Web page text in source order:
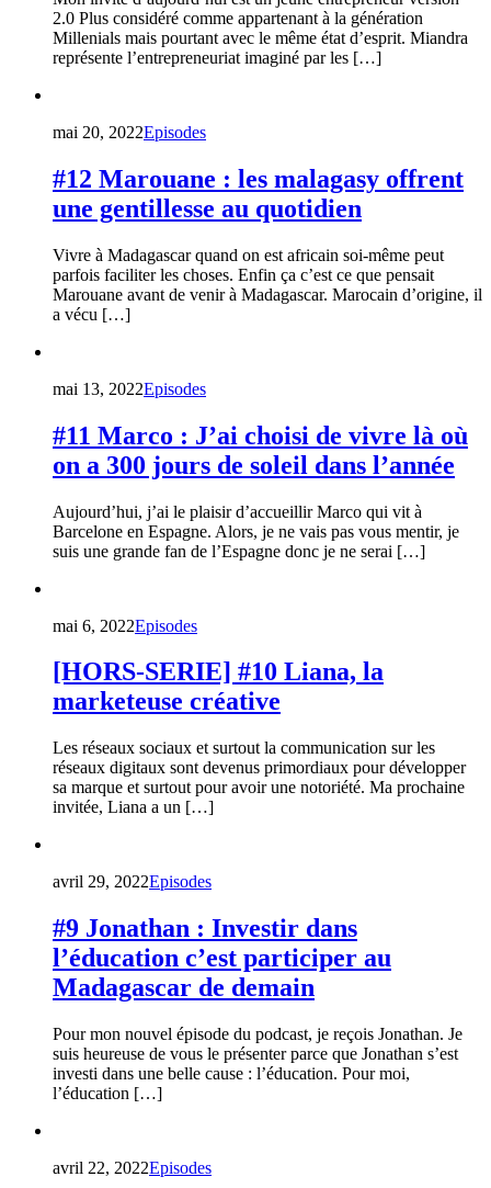
2.0 Plus considéré comme appartenant à la génération
Millenials mais pourtant avec le même état d’esprit. Miandra
représente l’entrepreneuriat imaginé par les […]
mai 20, 2022Episodes
#12 Marouane : les malagasy offrent
une gentillesse au quotidien
Vivre à Madagascar quand on est africain soi-même peut
parfois faciliter les choses. Enfin ça c’est ce que pensait
Marouane avant de venir à Madagascar. Marocain d’origine, il
a vécu […]
mai 13, 2022Episodes
#11 Marco : J’ai choisi de vivre là où
on a 300 jours de soleil dans l’année
Aujourd’hui, j’ai le plaisir d’accueillir Marco qui vit à
Barcelone en Espagne. Alors, je ne vais pas vous mentir, je
suis une grande fan de l’Espagne donc je ne serai […]
mai 6, 2022Episodes
[HORS-SERIE] #10 Liana, la
marketeuse créative
Les réseaux sociaux et surtout la communication sur les
réseaux digitaux sont devenus primordiaux pour développer
sa marque et surtout pour avoir une notoriété. Ma prochaine
invitée, Liana a un […]
avril 29, 2022Episodes
#9 Jonathan : Investir dans
l’éducation c’est participer au
Madagascar de demain
Pour mon nouvel épisode du podcast, je reçois Jonathan. Je
suis heureuse de vous le présenter parce que Jonathan s’est
investi dans une belle cause : l’éducation. Pour moi,
l’éducation […]
avril 22, 2022Episodes